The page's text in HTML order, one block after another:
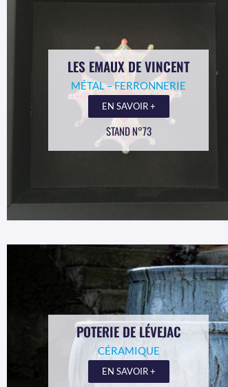
LES EMAUX DE VINCENT
MÉTAL – FERRONNERIE
EN SAVOIR +
STAND N°73
POTERIE DE LÉVEJAC
CÉRAMIQUE
EN SAVOIR +